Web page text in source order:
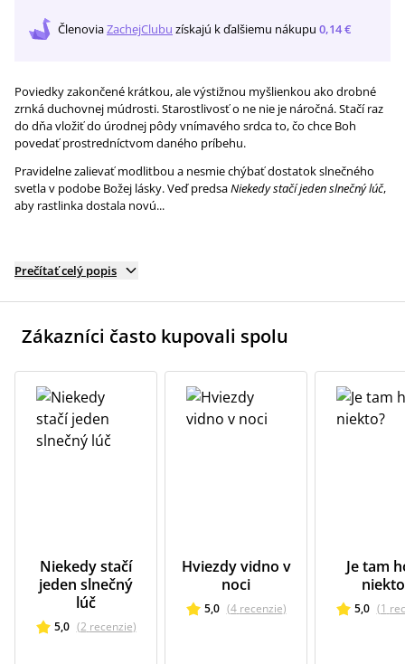
ČlenoviaZachejClubu získajú k ďalšiemu nákupu 0,14 €
Poviedky zakončené krátkou, ale výstižnou myšlienkou ako drobné
zrnká duchovnej múdrosti. Starostlivosť o ne nie je náročná. Stačí raz
do dňa vložiť do úrodnej pôdy vnímavého srdca to, čo chce Boh
povedať prostredníctvom daného príbehu.
Pravidelne zalievať modlitbou a nesmie chýbať dostatok slnečného
svetla v podobe Božej lásky. Veď predsaNiekedy stačí jeden slnečný lúč,
aby rastlinka dostala novú...
Prečítať celý popis
Zákazníci často kupovali spolu
Niekedy stačí
jeden slnečný
lúč
5,0 (2 recenzie)
Hviezdy vidno v
noci
5,0 (4 recenzie)
Je tam
5,0 (1